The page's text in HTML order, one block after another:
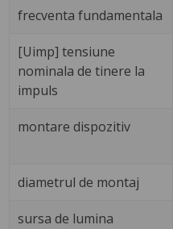
frecventa fundamentala
[Uimp] tensiune
nominala de tinere la
impuls
montare dispozitiv
diametrul de montaj
sursa de lumina